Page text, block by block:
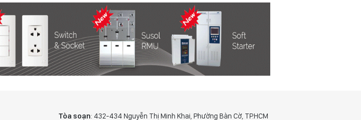
Tòa soạn: 432-434 Nguyễn Thị Minh Khai, Phường Bàn Cờ, TP.HCM